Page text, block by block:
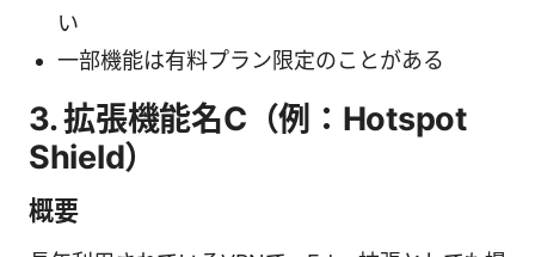
い
一部機能は有料プラン限定のことがある
3. 拡張機能名C（例：Hotspot
Shield）
概要